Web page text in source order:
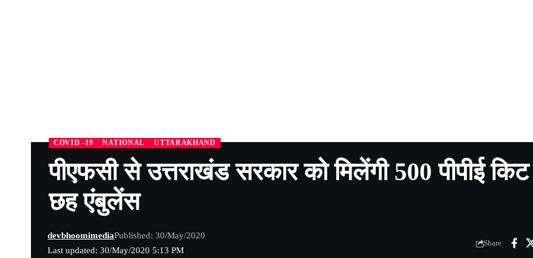
COVID -19 NATIONAL UTTARAKHAND
पीएफसी से उत्तराखंड सरकार को मिलेंगी 500 पीपीई
छह एंबुलेंस
Last updated: 30/May/2020 5:13 PM
devbhoomimediaPublished: 30/May/2020
Share